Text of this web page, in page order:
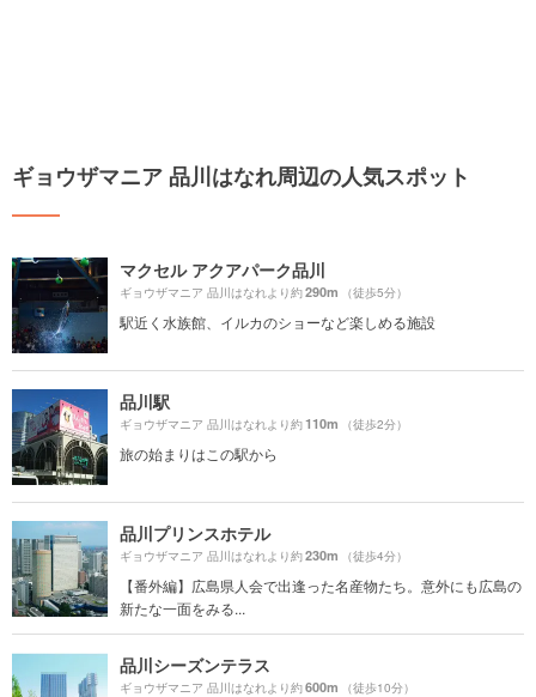
ギョウザマニア 品川はなれ周辺の人気スポット
マクセル アクアパーク品川
ギョウザマニア 品川はなれより約290m （徒歩5分）
駅近く水族館、イルカのショーなど楽しめる施設
品川駅
ギョウザマニア 品川はなれより約110m （徒歩2分）
旅の始まりはこの駅から
品川プリンスホテル
ギョウザマニア 品川はなれより約230m （徒歩4分）
【番外編】広島県人会で出逢った名産物たち。意外にも広島の
新たな一面をみる...
品川シーズンテラス
ギョウザマニア 品川はなれより約600m （徒歩10分）